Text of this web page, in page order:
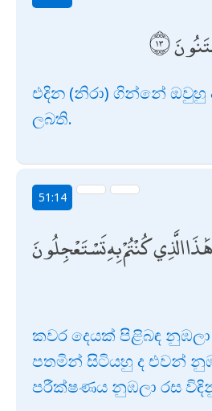
එදින (නිරා) ගින්නේ ඔවුහු
ලබති.
51:14
الَّذِي كُنْتُمْ بِهِ تَسْتَعْجِلُونَ
කවර දෙයක් පිළිබඳ
පතමින් සිටියහු ද එවන්
පරීක්ෂණය නුඹලා රස